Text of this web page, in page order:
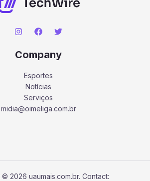
Company
Esportes
Notícias
Serviços
midia@oimeliga.com.br
2026 uaumais.com.br. Contact: